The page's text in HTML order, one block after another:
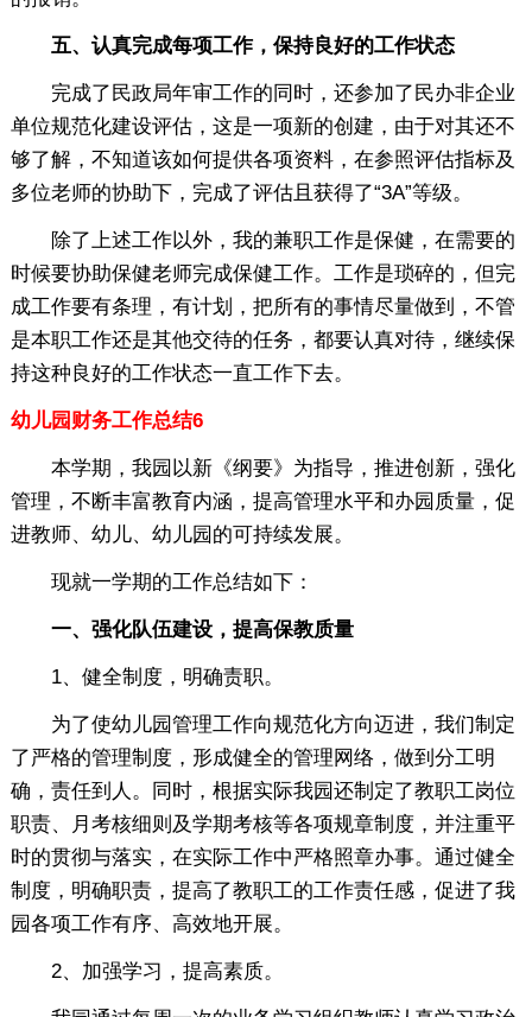
五、认真完成每项工作，保持良好的工作状态
完成了民政局年审工作的同时，还参加了民办非企业
单位规范化建设评估，这是一项新的创建，由于对其还不
够了解，不知道该如何提供各项资料，在参照评估指标及
多位老师的协助下，完成了评估且获得了“3A”等级。
除了上述工作以外，我的兼职工作是保健，在需要的
时候要协助保健老师完成保健工作。工作是琐碎的，但完
成工作要有条理，有计划，把所有的事情尽量做到，不管
是本职工作还是其他交待的任务，都要认真对待，继续保
持这种良好的工作状态一直工作下去。
幼儿园财务工作总结6
本学期，我园以新《纲要》为指导，推进创新，强化
管理，不断丰富教育内涵，提高管理水平和办园质量，促
进教师、幼儿、幼儿园的可持续发展。
现就一学期的工作总结如下：
一、强化队伍建设，提高保教质量
1、健全制度，明确责职。
为了使幼儿园管理工作向规范化方向迈进，我们制定
了严格的管理制度，形成健全的管理网络，做到分工明
确，责任到人。同时，根据实际我园还制定了教职工岗位
职责、月考核细则及学期考核等各项规章制度，并注重平
时的贯彻与落实，在实际工作中严格照章办事。通过健全
制度，明确职责，提高了教职工的工作责任感，促进了我
园各项工作有序、高效地开展。
2、加强学习，提高素质。